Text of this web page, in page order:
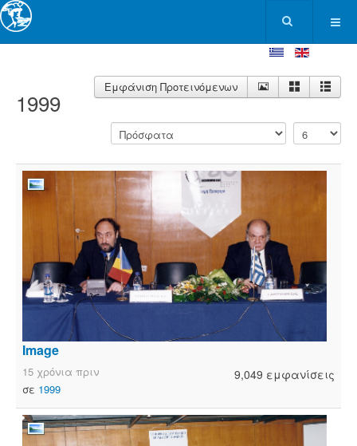
1999
Εμφάνιση Προτεινόμενων
Image
9,049 εμφανίσεις
15 χρόνια πριν
σε 1999